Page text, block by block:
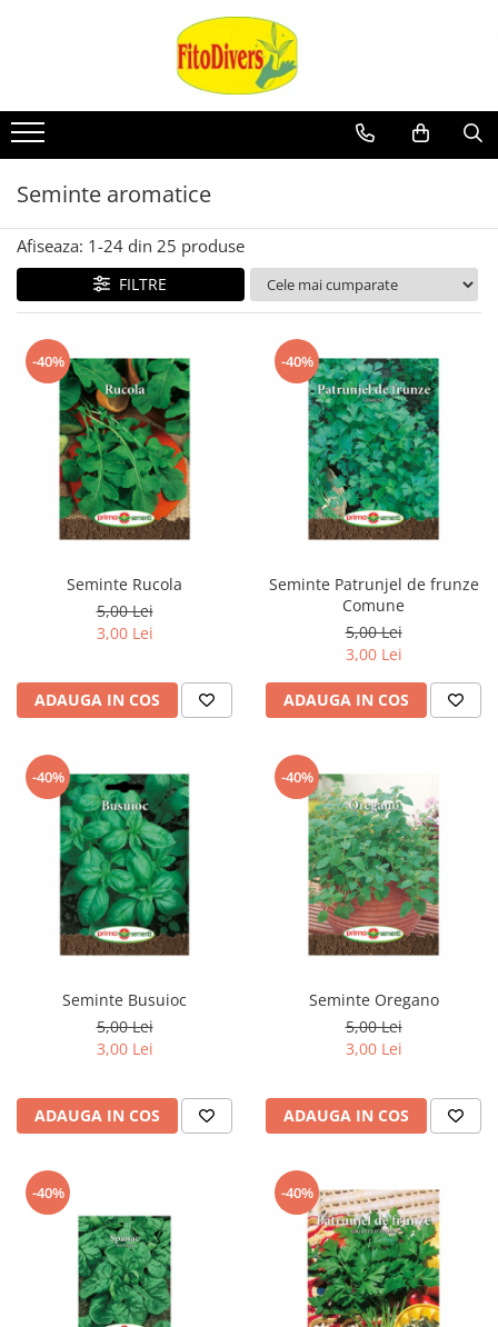
Seminte aromatice
Afiseaza: 1-24 din 25 produse
FILTRE
-40%
Seminte Rucola
5,00 Lei
3,00 Lei
ADAUGA IN COS
-40%
Seminte Patrunjel de frunze
Comune
5,00 Lei
3,00 Lei
ADAUGA IN COS
-40%
Seminte Busuioc
5,00 Lei
3,00 Lei
ADAUGA IN COS
-40%
Seminte Oregano
5,00 Lei
3,00 Lei
ADAUGA IN COS
-40% -40%